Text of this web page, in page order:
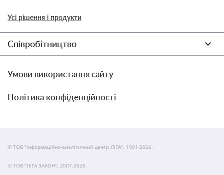
Усі рішення і продукти
Співробітництво
Умови використання сайту
Політика конфіденційності
© ТОВ "інформаційно-аналітичний центр ЛІГА", 1991-2026.
© ТОВ "ЛІГА ЗАКОН", 2007-2026.